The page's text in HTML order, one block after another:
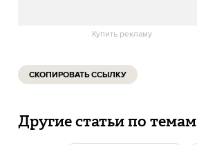
Купить рекламу
СКОПИРОВАТЬ ССЫЛКУ
Другие статьи по темам